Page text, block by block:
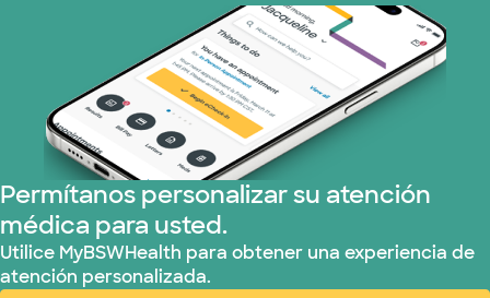
Permítanos personalizar su atención
médica para usted.
Utilice MyBSWHealth para obtener una experiencia de
atención personalizada.